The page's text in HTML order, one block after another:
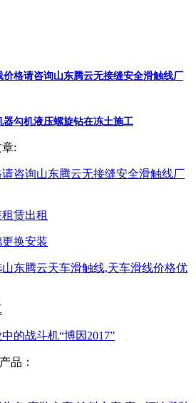
价格请咨询山东腾云无接缝安全滑触线厂
器勾机液压螺旋钻在冻土施工
:
咨询山东腾云无接缝安全滑触线厂
赁出租
换安装
东腾云天车滑触线,天车滑线价格优
的战斗机“博因2017”
品：